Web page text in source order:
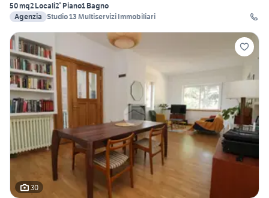
50 mq2 Locali2° Piano1 Bagno
Agenzia Studio 13 Multiservizi Immobiliari
30